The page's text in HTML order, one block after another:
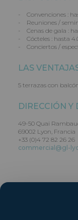
- Convenciones :
- Reuniones /
- Cenas de gala :
- Cócteles : hasta
- Conciertos /
LAS
5 terrazas con balcón
DIRECCIÓN Y
49-50 Quai
69002 Lyon, Francia
+33 (0)4 72 82 26 26
commercial@gl-